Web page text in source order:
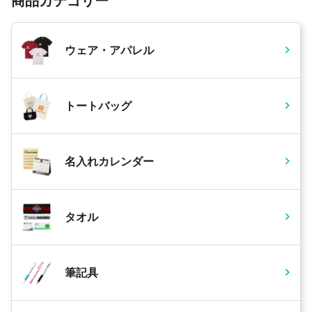
ウェア・アパレル
トートバッグ
名入れカレンダー
タオル
筆記具